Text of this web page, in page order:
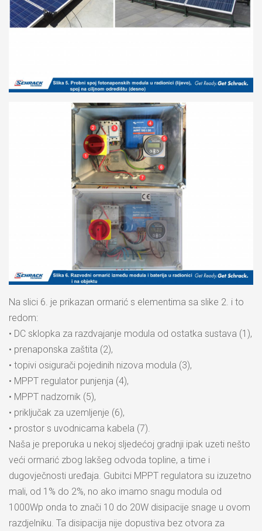
Na slici 6. je prikazan ormarić s elementima sa slike 2. i to
redom:
• DC sklopka za razdvajanje modula od ostatka sustava (1),
• prenaponska zaštita (2),
• topivi osigurači pojedinih nizova modula (3),
• MPPT regulator punjenja (4),
• MPPT nadzornik (5),
• priključak za uzemljenje (6),
• prostor s uvodnicama kabela (7).
Naša je preporuka u nekoj sljedećoj gradnji ipak uzeti nešto
veći ormarić zbog lakšeg odvoda topline, a time i
dugovječnosti uređaja. Gubitci MPPT regulatora su izuzetno
mali, od 1% do 2%, no ako imamo snagu modula od
1000Wp onda to znači 10 do 20W disipacije snage u ovom
razdjelniku. Ta disipacija nije dopustiva bez otvora za